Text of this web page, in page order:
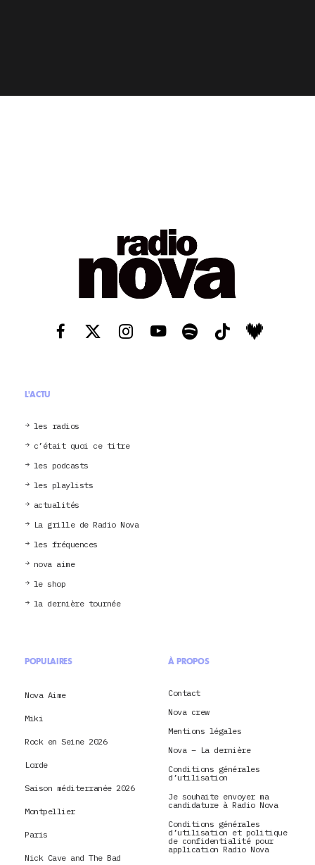
L'ACTU
les radios
c’était quoi ce titre
les podcasts
les playlists
actualités
La grille de Radio Nova
les fréquences
nova aime
le shop
la dernière tournée
POPULAIRES
Nova Aime
Miki
Rock en Seine 2026
Lorde
Saison méditerranée 2026
Montpellier
Paris
Nick Cave and The Bad
À PROPOS
Contact
Nova crew
Mentions légales
Nova – La dernière
Conditions générales
d’utilisation
Je souhaite envoyer ma
candidature à Radio Nova
Conditions générales
d’utilisation et politique
de confidentialité pour
application Radio Nova